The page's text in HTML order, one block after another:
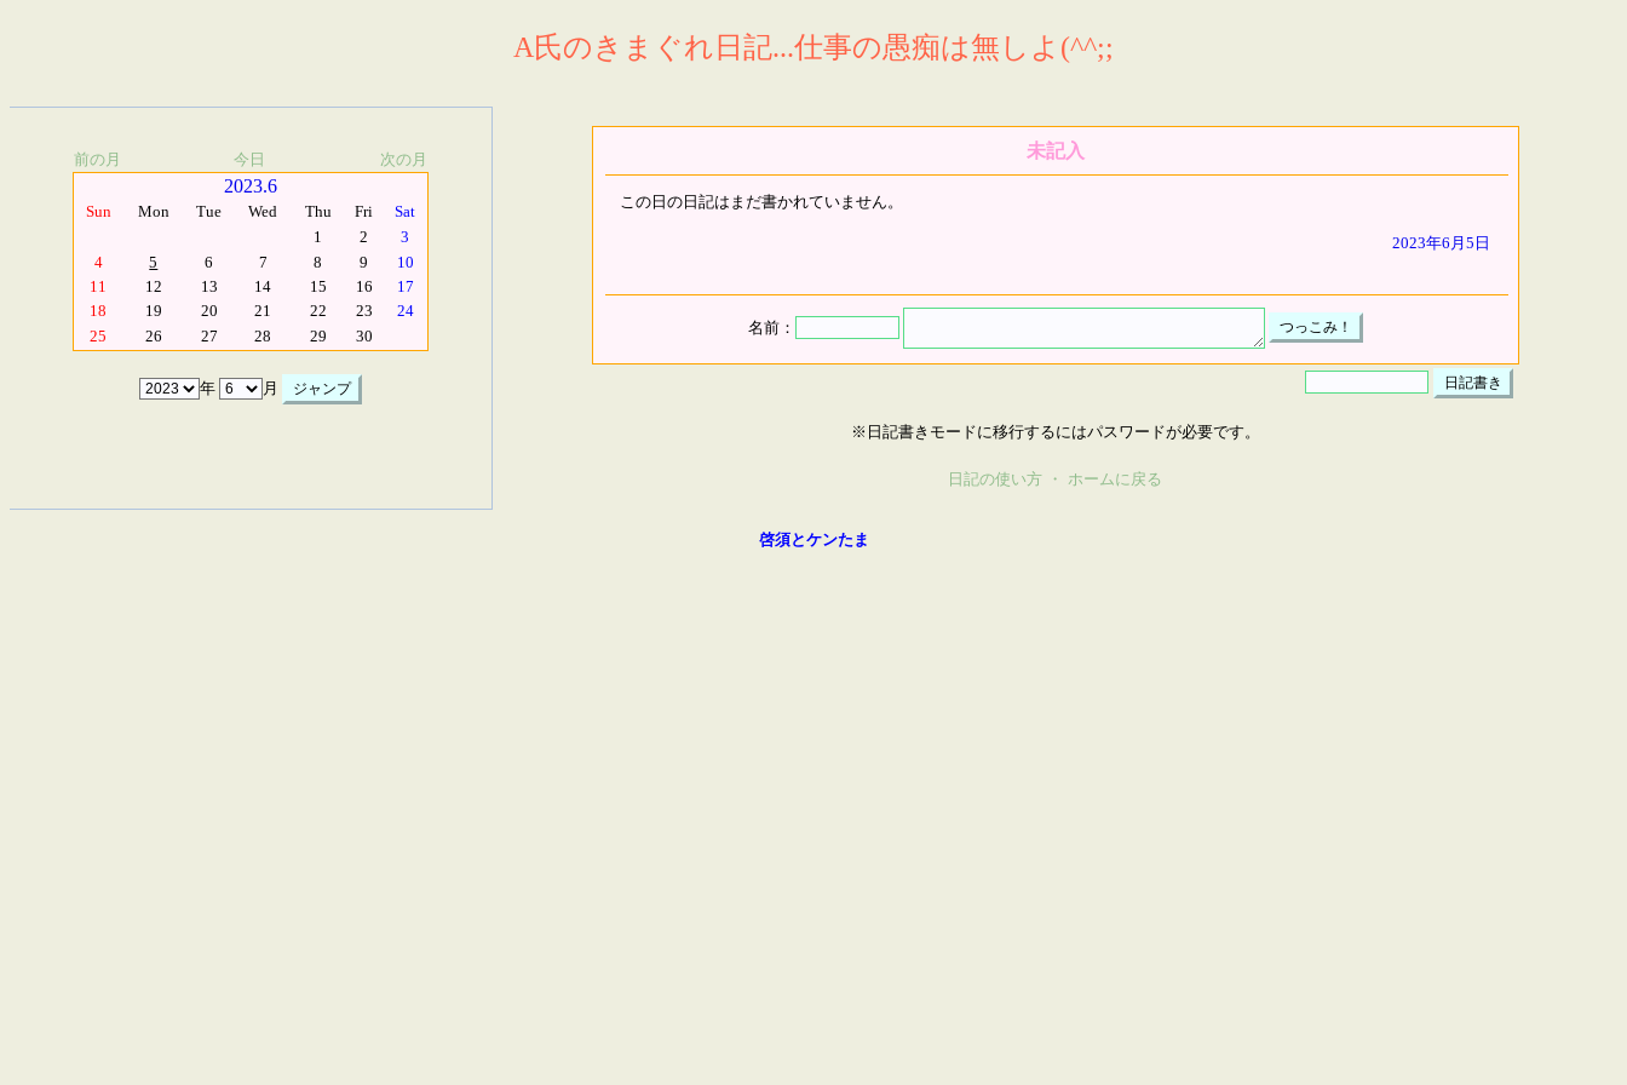
A氏のきまぐれ日記...仕事の愚痴は無しよ(^^;;
前の月 今日 次の月
2023.6
Sun Mon Tue Wed Thu Fri
Sat
1
2
3
4
5 6 7 8 9
10
11
12 13 14 15 16
17
18
19 20 21 22 23
24
25
26 27 28 29 30
年 月
未記入
この日の日記はまだ書かれていません。
2023年6月5日
名前：
※日記書きモードに移行するにはパスワードが必要です。
日記の使い方 ・ ホームに戻る
啓須とケンたま